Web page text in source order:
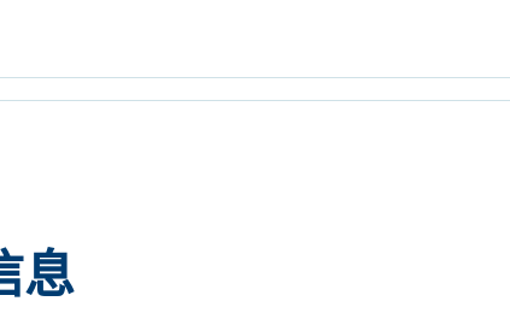
息